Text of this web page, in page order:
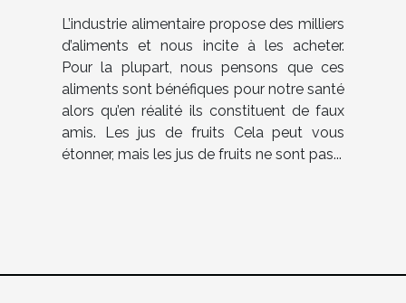
L’industrie alimentaire propose des milliers
d’aliments et nous incite à les acheter.
Pour la plupart, nous pensons que ces
aliments sont bénéfiques pour notre santé
alors qu’en réalité ils constituent de faux
amis. Les jus de fruits Cela peut vous
étonner, mais les jus de fruits ne sont pas...